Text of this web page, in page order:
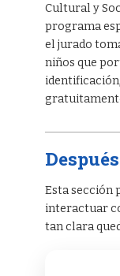
Cultural y
programa
el jurado
niños que
Esta sección
interactuar
tan clara